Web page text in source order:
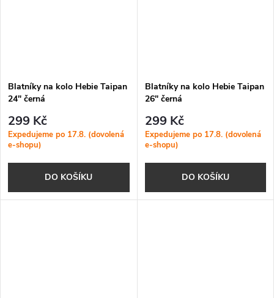
Blatníky na kolo Hebie Taipan
24" černá
299 Kč
Expedujeme po 17.8. (dovolená
e-shopu)
DO KOŠÍKU
Blatníky na kolo Hebie Taipan
26" černá
299 Kč
Expedujeme po 17.8. (dovolená
e-shopu)
DO KOŠÍKU